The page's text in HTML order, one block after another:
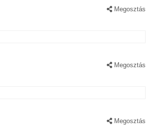
Megosztás
Megosztás
Megosztás